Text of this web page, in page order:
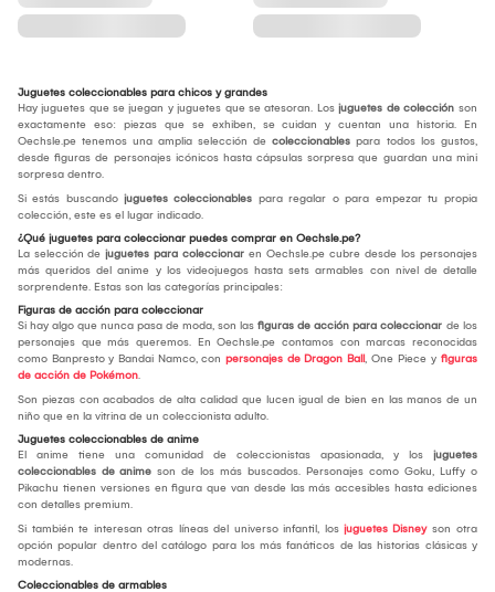
Juguetes coleccionables para chicos y grandes
Hay juguetes que se juegan y juguetes que se atesoran. Los juguetes de colección son
exactamente eso: piezas que se exhiben, se cuidan y cuentan una historia. En
Oechsle.pe tenemos una amplia selección de coleccionables para todos los gustos,
desde figuras de personajes icónicos hasta cápsulas sorpresa que guardan una mini
sorpresa dentro.
Si estás buscando juguetes coleccionables para regalar o para empezar tu propia
colección, este es el lugar indicado.
¿Qué juguetes para coleccionar puedes comprar en Oechsle.pe?
La selección de juguetes para coleccionar en Oechsle.pe cubre desde los personajes
más queridos del anime y los videojuegos hasta sets armables con nivel de detalle
sorprendente. Estas son las categorías principales:
Figuras de acción para coleccionar
Si hay algo que nunca pasa de moda, son las figuras de acción para coleccionar de los
personajes que más queremos. En Oechsle.pe contamos con marcas reconocidas
como Banpresto y Bandai Namco, con personajes de Dragon Ball, One Piece y figuras
de acción de Pokémon.
Son piezas con acabados de alta calidad que lucen igual de bien en las manos de un
niño que en la vitrina de un coleccionista adulto.
Juguetes coleccionables de anime
El anime tiene una comunidad de coleccionistas apasionada, y los juguetes
coleccionables de anime son de los más buscados. Personajes como Goku, Luffy o
Pikachu tienen versiones en figura que van desde las más accesibles hasta ediciones
con detalles premium.
Si también te interesan otras líneas del universo infantil, los juguetes Disneyson otra
opción popular dentro del catálogo para los más fanáticos de las historias clásicas y
modernas.
Coleccionables de armables